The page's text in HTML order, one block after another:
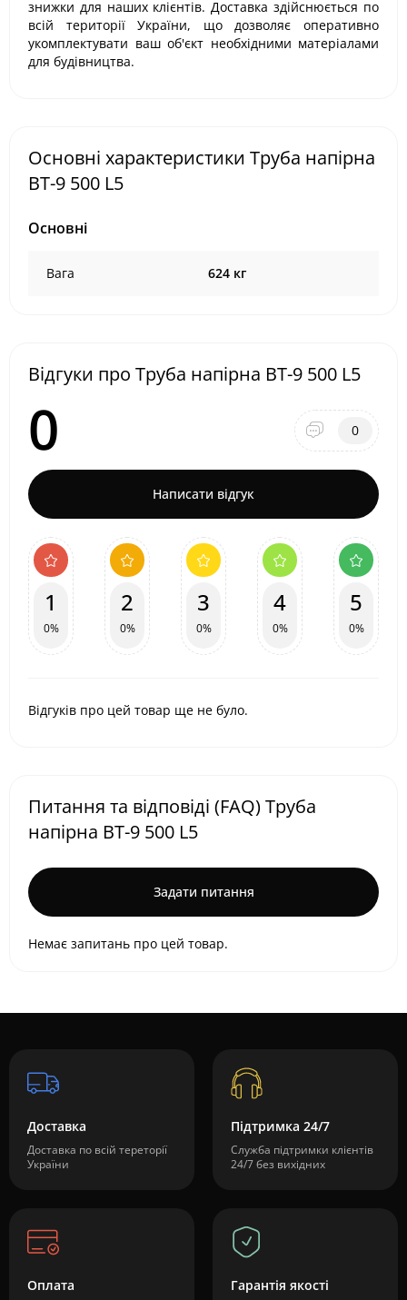
знижки для наших клієнтів. Доставка здійснюється по
всій території України, що дозволяє оперативно
укомплектувати ваш об'єкт необхідними матеріалами
для будівництва.
Основні характеристики Труба напірна
ВТ-9 500 L5
Основні
Вага 624 кг
Відгуки про Труба напірна ВТ-9 500 L5
0 0
Написати відгук
1
0%
2
0%
3
0%
4
0%
5
0%
Відгуків про цей товар ще не було.
Питання та відповіді (FAQ) Труба
напірна ВТ-9 500 L5
Задати питання
Немає запитань про цей товар.
Доставка
Доставка по всій тереторії
України
Підтримка 24/7
Служба підтримки клієнтів
24/7 без вихідних
Оплата Гарантія якості